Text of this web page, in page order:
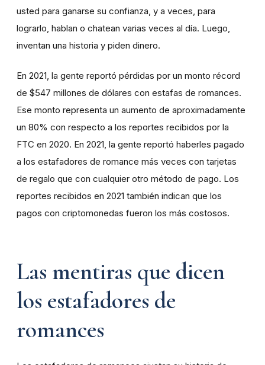
usted para ganarse su confianza, y a veces, para
lograrlo, hablan o chatean varias veces al día. Luego,
inventan una historia y piden dinero.
En 2021, la gente reportó pérdidas por un monto récord
de $547 millones de dólares con estafas de romances.
Ese monto representa un aumento de aproximadamente
un 80% con respecto a los reportes recibidos por la
FTC en 2020. En 2021, la gente reportó haberles pagado
a los estafadores de romance más veces con tarjetas
de regalo que con cualquier otro método de pago. Los
reportes recibidos en 2021 también indican que los
pagos con criptomonedas fueron los más costosos.
Las mentiras que dicen
los estafadores de
romances